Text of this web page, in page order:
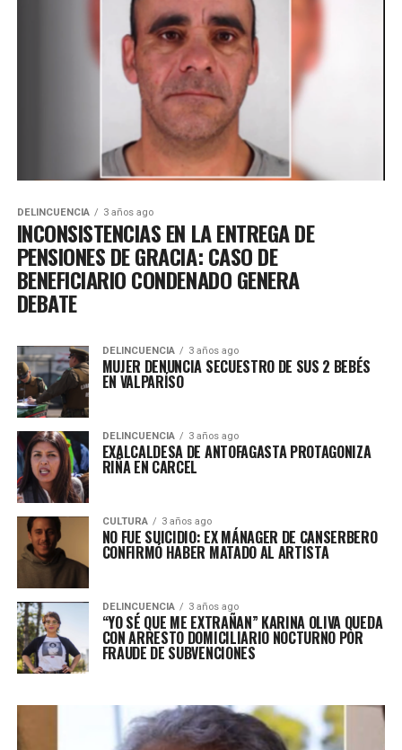
DELINCUENCIA 3 años ago
INCONSISTENCIAS EN LA ENTREGA DE
PENSIONES DE GRACIA: CASO DE
BENEFICIARIO CONDENADO GENERA
DEBATE
DELINCUENCIA 3 años ago
MUJER DENUNCIA SECUESTRO DE SUS 2 BEBÉS
EN VALPARÍSO
DELINCUENCIA 3 años ago
EXALCALDESA DE ANTOFAGASTA PROTAGONIZA
RIÑA EN CARCEL
CULTURA 3 años ago
NO FUE SUICIDIO: EX MÁNAGER DE CANSERBERO
CONFIRMÓ HABER MATADO AL ARTISTA
DELINCUENCIA 3 años ago
“YO SÉ QUE ME EXTRAÑAN” KARINA OLIVA QUEDA
CON ARRESTO DOMICILIARIO NOCTURNO POR
FRAUDE DE SUBVENCIONES